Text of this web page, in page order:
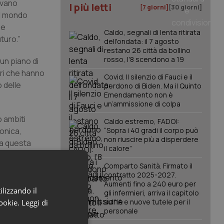
piano di
che hanno
delle
ambiti
questa
I più letti [7 giorni] [30 giorni]
Caldo, segnali di lenta ritirata
dell'ondata: il 7 agosto
restano 26 città da bollino
rosso, l'8 scendono a 19
Covid. Il silenzio di Fauci e il
perdono di Biden. Ma il Quinto
Emendamento non è
un’ammissione di colpa
Caldo estremo, FADOI:
“Sopra i 40 gradi il corpo può
non riuscire più a disperdere
il calore”
Comparto Sanità. Firmato il
contratto 2025-2027.
Aumenti fino a 240 euro per
gli infermieri, arriva il capitolo
sull'IA e nuove tutele per il
personale
il
Leggi di